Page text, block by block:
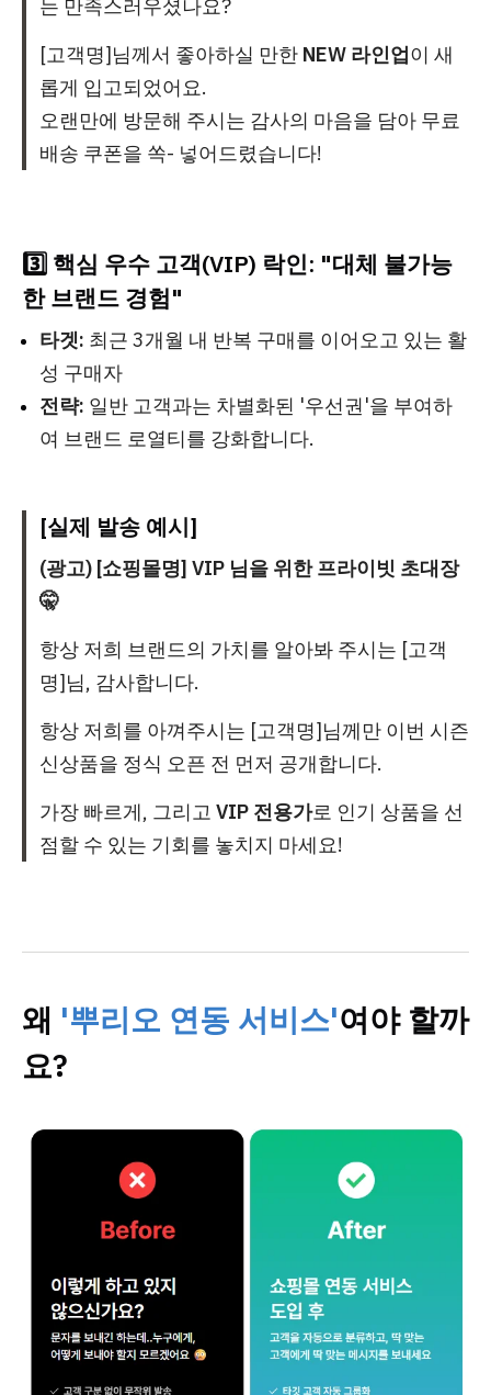
는 만족스러우셨나요?
[고객명]님께서 좋아하실 만한 NEW 라인업이 새
롭게 입고되었어요.
오랜만에 방문해 주시는 감사의 마음을 담아 무료
배송 쿠폰을 쏙- 넣어드렸습니다!
3️⃣ 핵심 우수 고객(VIP) 락인: "대체 불가능
한 브랜드 경험"
타겟: 최근 3개월 내 반복 구매를 이어오고 있는 활
성 구매자
전략: 일반 고객과는 차별화된 '우선권'을 부여하
여 브랜드 로열티를 강화합니다.
[실제 발송 예시]
(광고) [쇼핑몰명] VIP 님을 위한 프라이빗 초대장
🤫
항상 저희 브랜드의 가치를 알아봐 주시는 [고객
명]님, 감사합니다.
항상 저희를 아껴주시는 [고객명]님께만 이번 시즌
신상품을 정식 오픈 전 먼저 공개합니다.
가장 빠르게, 그리고 VIP 전용가로 인기 상품을 선
점할 수 있는 기회를 놓치지 마세요!
왜 '뿌리오 연동 서비스'여야 할까
요?